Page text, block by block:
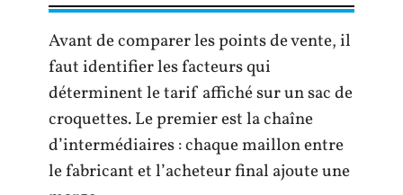
Avant de comparer les points de vente, il
faut identifier les facteurs qui
déterminent le tarif affiché sur un sac de
croquettes. Le premier est la chaîne
d’intermédiaires : chaque maillon entre
le fabricant et l’acheteur final ajoute une